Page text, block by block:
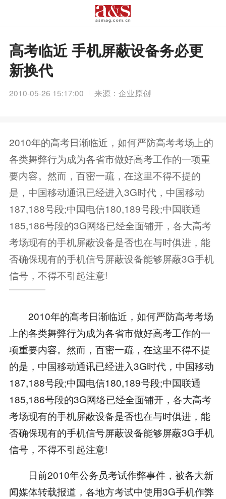
高考临近 手机屏蔽设备务必更
新换代
2010-05-26 15:17:00 来源：企业原创
2010年的高考日渐临近，如何严防高考考场上的
各类舞弊行为成为各省市做好高考工作的一项重
要内容。然而，百密一疏，在这里不得不提的
是，中国移动通讯已经进入3G时代，中国移动
187,188号段;中国电信180,189号段;中国联通
185,186号段的3G网络已经全面铺开，各大高考
考场现有的手机屏蔽设备是否也在与时俱进，能
否确保现有的手机信号屏蔽设备能够屏蔽3G手机
信号，不得不引起注意!
2010年的高考日渐临近，如何严防高考考场
上的各类舞弊行为成为各省市做好高考工作的一
项重要内容。然而，百密一疏，在这里不得不提
的是，中国移动通讯已经进入3G时代，中国移动
187,188号段;中国电信180,189号段;中国联通
185,186号段的3G网络已经全面铺开，各大高考
考场现有的手机屏蔽设备是否也在与时俱进，能
否确保现有的手机信号屏蔽设备能够屏蔽3G手机
信号，不得不引起注意!
日前2010年公务员考试作弊事件，被各大新
闻媒体转载报道，各地方考试中使用3G手机作弊